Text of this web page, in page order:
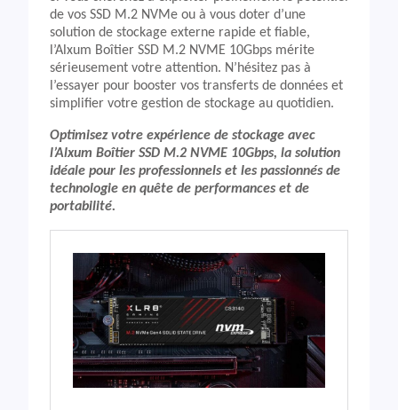
de vos SSD M.2 NVMe ou à vous doter d’une
solution de stockage externe rapide et fiable,
l’Alxum Boîtier SSD M.2 NVME 10Gbps mérite
sérieusement votre attention. N’hésitez pas à
l’essayer pour booster vos transferts de données et
simplifier votre gestion de stockage au quotidien.
Optimisez votre expérience de stockage avec
l’Alxum Boîtier SSD M.2 NVME 10Gbps, la solution
idéale pour les professionnels et les passionnés de
technologie en quête de performances et de
portabilité.